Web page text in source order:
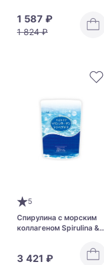
1 587 ₽
1 824 ₽
5
Спирулина с морским
коллагеном Spirulina &
3 421 ₽